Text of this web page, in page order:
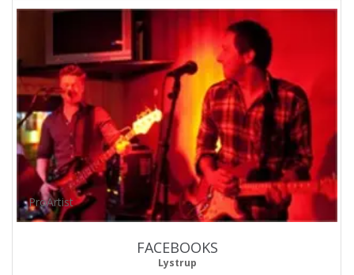
ProArtist
FACEBOOKS
Lystrup